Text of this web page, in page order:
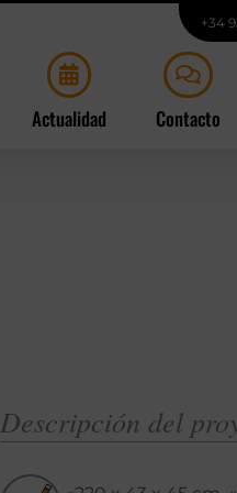
+34
Actualidad Contacto
Descripción del